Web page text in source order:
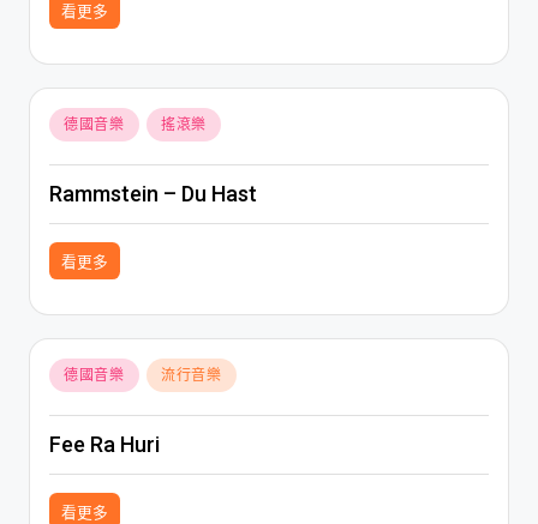
看更多
Posted
in
德國音樂 搖滾樂
Rammstein – Du Hast
看更多
Posted
in
德國音樂 流行音樂
Fee Ra Huri
看更多